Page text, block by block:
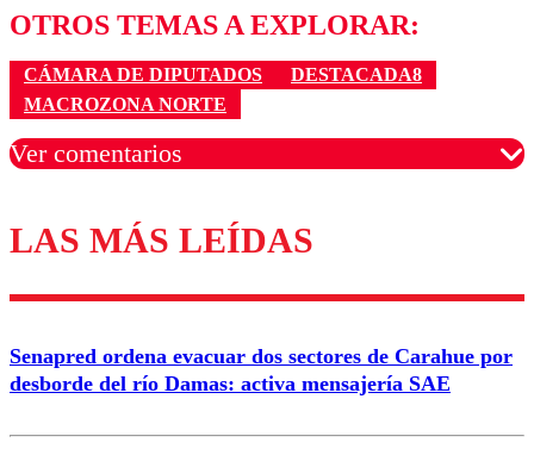
OTROS TEMAS A EXPLORAR:
CÁMARA DE DIPUTADOS
DESTACADA8
MACROZONA NORTE
Ver comentarios
Los comentarios son moderados para garantizar un
diálogo respetuoso.
Nombre
Correo
LAS MÁS LEÍDAS
Senapred ordena evacuar dos sectores de Carahue por
desborde del río Damas: activa mensajería SAE